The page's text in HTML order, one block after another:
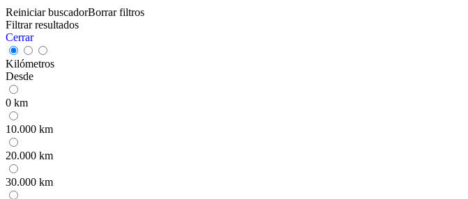
Reiniciar buscadorBorrar filtros
Filtrar resultados
Cerrar
Kilómetros
Desde
0 km
10.000 km
20.000 km
30.000 km